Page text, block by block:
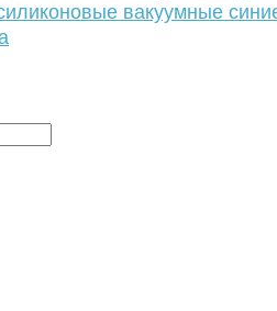
вакуумные